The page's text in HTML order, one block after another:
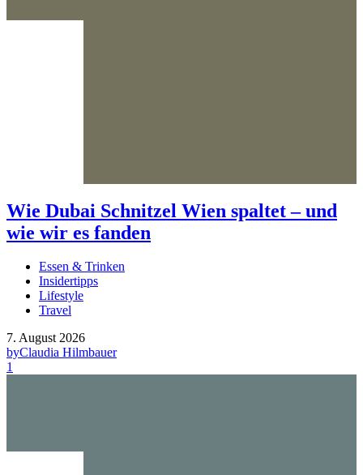
Wie Dubai Schnitzel Wien spaltet – und
wie wir es fanden
Essen & Trinken
Insidertipps
Lifestyle
Travel
7. August 2026
byClaudia Hilmbauer
1